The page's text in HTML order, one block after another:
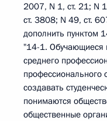
2007, N 1, ст. 21; N
ст. 3808; N 49, ст.
дополнить пунктом
"14-1. Обучающиеся
среднего
создавать
понимаются
общественные